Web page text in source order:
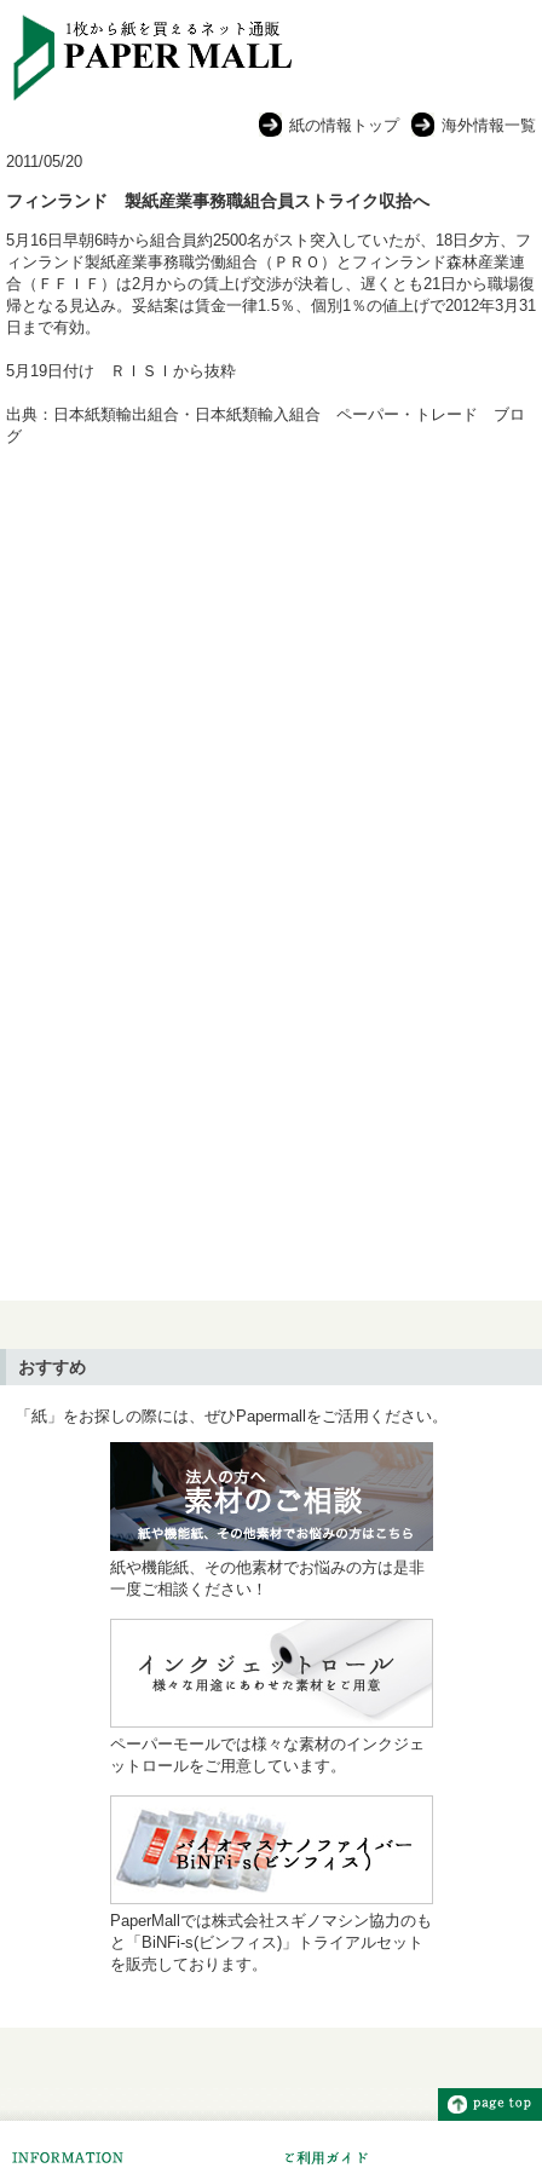
紙の情報トップ
海外情報一覧
2011/05/20
フィンランド 製紙産業事務職組合員ストライク収拾へ
5月16日早朝6時から組合員約2500名がスト突入していたが、18日夕方、フ
ィンランド製紙産業事務職労働組合（ＰＲＯ）とフィンランド森林産業連
合（ＦＦＩＦ）は2月からの賃上げ交渉が決着し、遅くとも21日から職場復
帰となる見込み。妥結案は賃金一律1.5％、個別1％の値上げで2012年3月31
日まで有効。
5月19日付け ＲＩＳＩから抜粋
出典：日本紙類輸出組合・日本紙類輸入組合 ペーパー・トレード ブロ
グ
おすすめ
「紙」をお探しの際には、ぜひPapermallをご活用ください。
紙や機能紙、その他素材でお悩みの方は是非
一度ご相談ください！
ペーパーモールでは様々な素材のインクジェ
ットロールをご用意しています。
PaperMallでは株式会社スギノマシン協力のも
と「BiNFi-s(ビンフィス)」トライアルセット
を販売しております。